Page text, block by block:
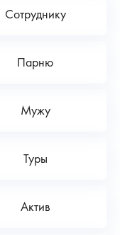
Сотруднику
Парню
Мужу
Туры
Актив